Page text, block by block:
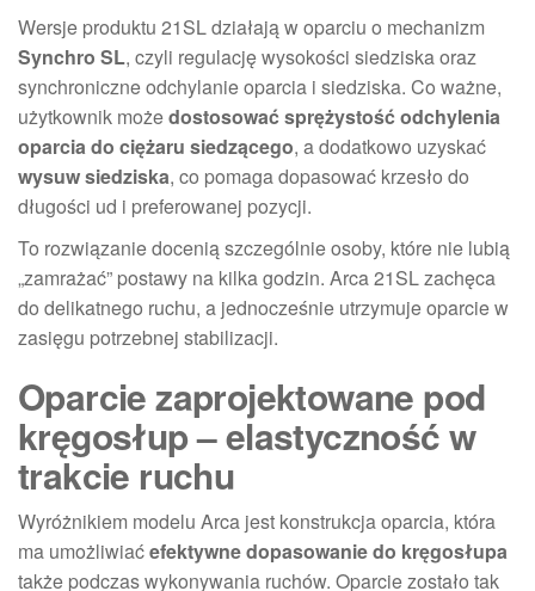
Wersje produktu 21SL działają w oparciu o mechanizm
Synchro SL, czyli regulację wysokości siedziska oraz
synchroniczne odchylanie oparcia i siedziska. Co ważne,
użytkownik możedostosować sprężystość odchylenia
oparcia do ciężaru siedzącego, a dodatkowo uzyskać
wysuw siedziska, co pomaga dopasować krzesło do
długości ud i preferowanej pozycji.
To rozwiązanie docenią szczególnie osoby, które nie lubią
„zamrażać” postawy na kilka godzin. Arca 21SL zachęca
do delikatnego ruchu, a jednocześnie utrzymuje oparcie w
zasięgu potrzebnej stabilizacji.
Oparcie zaprojektowane pod
kręgosłup – elastyczność w
trakcie ruchu
Wyróżnikiem modelu Arca jest konstrukcja oparcia, która
ma umożliwiaćefektywne dopasowanie do kręgosłupa
także podczas wykonywania ruchów. Oparcie zostało tak